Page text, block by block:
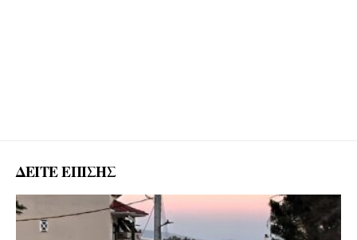
ΔΕΙΤΕ ΕΠΙΣΗΣ